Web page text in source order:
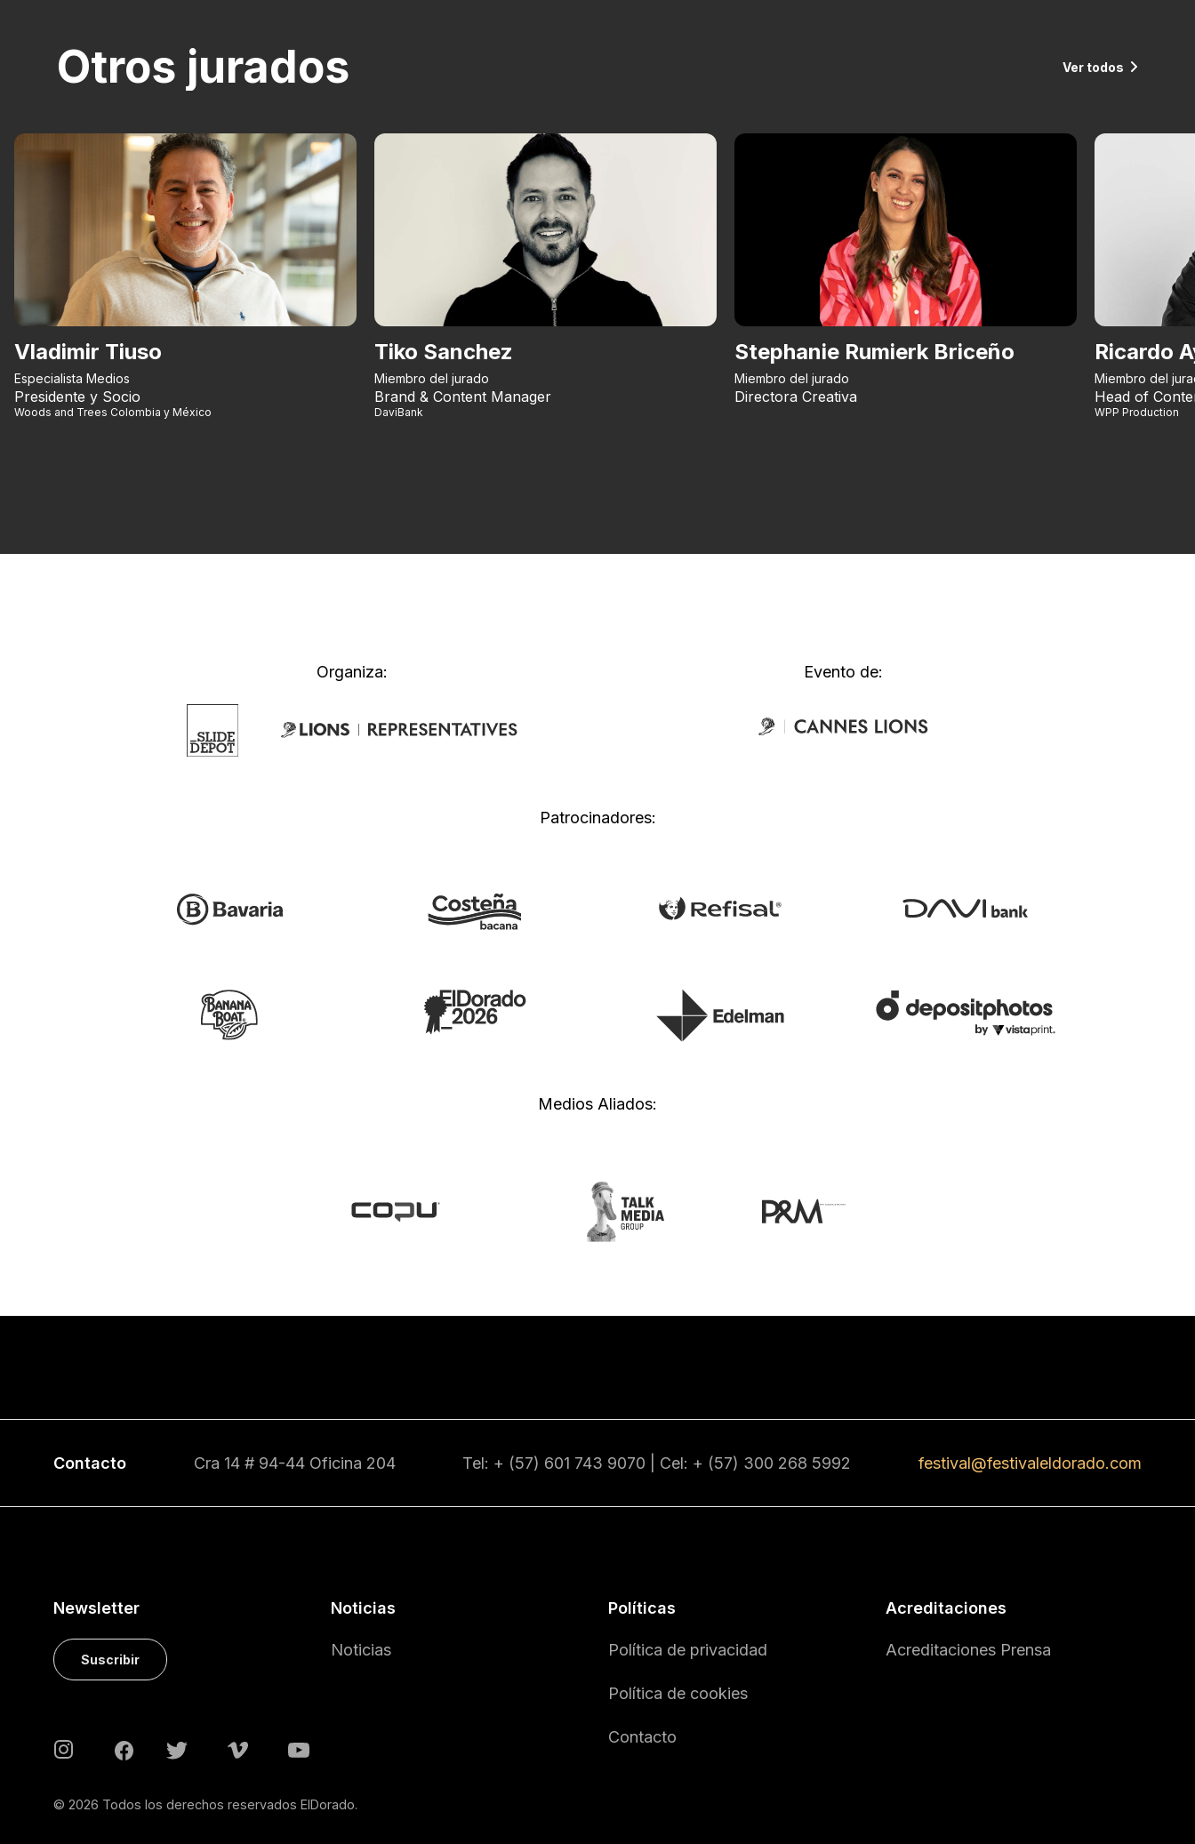
Otros jurados Ver todos
Vladimir Tiuso
Especialista Medios
Presidente y Socio
Woods and Trees Colombia y México
Tiko Sanchez
Miembro del jurado
Brand & Content Manager
DaviBank
Stephanie Rumierk Briceño
Miembro del jurado
Directora Creativa
Ricardo
Miembro del
Head of
WPP Production
Organiza: Evento de:
Patrocinadores:
Medios Aliados:
Contacto Cra 14 # 94-44 Oficina 204 Tel: + (57) 601 743 9070 | Cel: + (57) 300 268 5992 festival@festivaleldorado.com
Newsletter
Suscribir
Noticias
Noticias
Políticas
Política de privacidad
Política de cookies
Contacto
Acreditaciones
Acreditaciones Prensa
© 2026 Todos los derechos reservados ElDorado.